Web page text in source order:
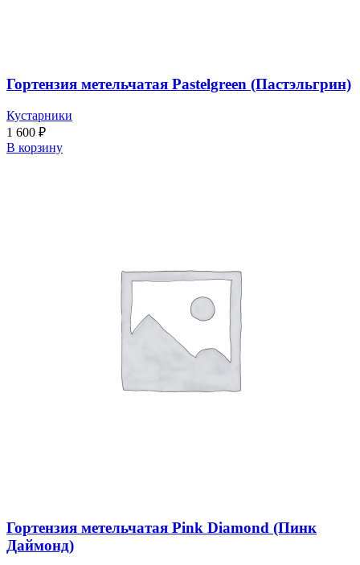
Гортензия метельчатая Pastelgreen (Пастэльгрин)
Кустарники
1 600 ₽
В корзину
Гортензия метельчатая Pink Diamond (Пинк
Даймонд)